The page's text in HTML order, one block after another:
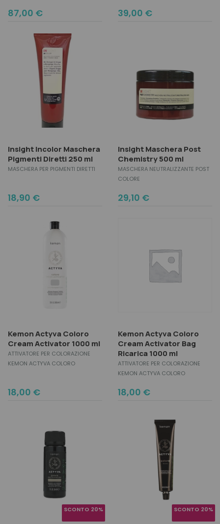
87,00 € 39,00 €
Insight Incolor Maschera
Pigmenti Diretti 250 ml
MASCHERA PER PIGMENTI DIRETTI
18,90 €
Insight Maschera Post
Chemistry 500 ml
MASCHERA NEUTRALIZZANTE POST
COLORE
29,10 €
Kemon Actyva Coloro
Cream Activator 1000 ml
ATTIVATORE PER COLORAZIONE
KEMON ACTYVA COLORO
18,00 €
Kemon Actyva Coloro
Cream Activator Bag
Ricarica 1000 ml
ATTIVATORE PER COLORAZIONE
KEMON ACTYVA COLORO
18,00 €
SCONTO 20% SCONTO 20%